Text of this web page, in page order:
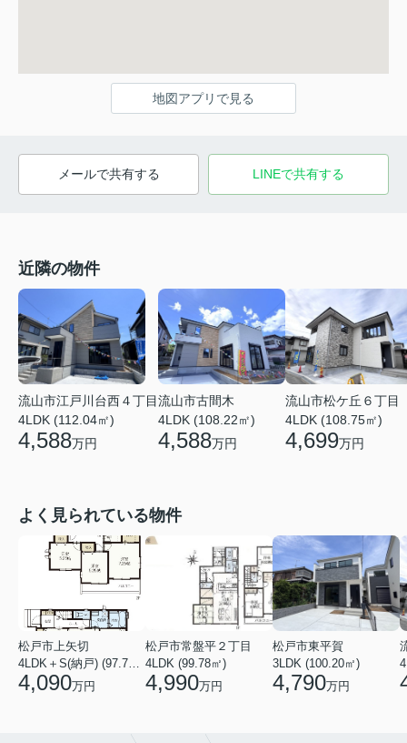
地図アプリで見る
メールで共有する LINEで共有する
近隣の物件
流山市江戸川台西４丁目
4LDK (112.04㎡)
4,588万円
流山市古間木
4LDK (108.22㎡)
4,588万円
流山市松ケ丘６丁目
4LDK (108.75㎡)
4,699万円
よく見られている物件
松戸市上矢切
4LDK＋S(納戸) (97.71㎡)
4,090万円
松戸市常盤平２丁目
4LDK (99.78㎡)
4,990万円
松戸市東平賀
3LDK (100.20㎡)
4,790万円